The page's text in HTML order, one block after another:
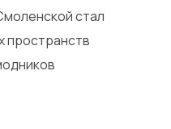
стал
пространств